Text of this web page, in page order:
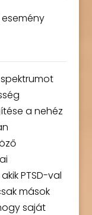
spektrumot
a nehéz
PTSD-val
mások
saját